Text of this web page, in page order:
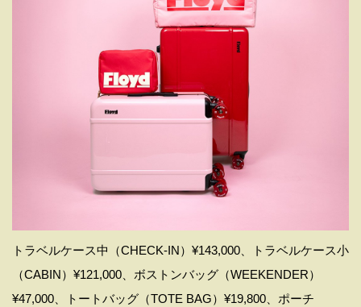
トラベルケース中（CHECK-IN）¥143,000、トラベルケース小
（CABIN）¥121,000、ボストンバッグ（WEEKENDER）
¥47,000、トートバッグ（TOTE BAG）¥19,800、ポーチ